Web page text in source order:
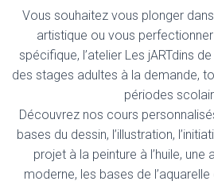
Vous souhaitez vous plonger
artistique ou vous
spécifique, l’atelier Les jARTdins
des stages adultes à la demande,
périodes
Découvrez nos cours
bases du dessin, l’illustration,
projet à la peinture à l’huile, une
moderne, les bases de